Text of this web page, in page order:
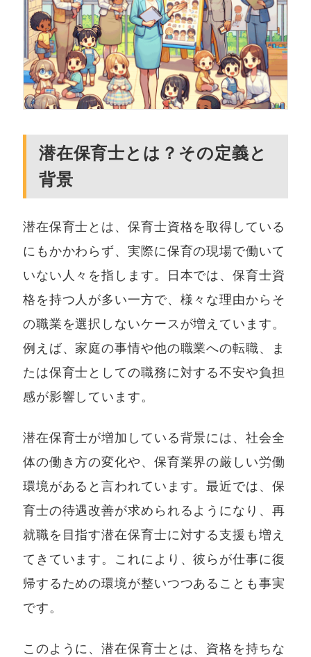
潜在保育士とは？その定義と
背景
潜在保育士とは、保育士資格を取得している
にもかかわらず、実際に保育の現場で働いて
いない人々を指します。日本では、保育士資
格を持つ人が多い一方で、様々な理由からそ
の職業を選択しないケースが増えています。
例えば、家庭の事情や他の職業への転職、ま
たは保育士としての職務に対する不安や負担
感が影響しています。
潜在保育士が増加している背景には、社会全
体の働き方の変化や、保育業界の厳しい労働
環境があると言われています。最近では、保
育士の待遇改善が求められるようになり、再
就職を目指す潜在保育士に対する支援も増え
てきています。これにより、彼らが仕事に復
帰するための環境が整いつつあることも事実
です。
このように、潜在保育士とは、資格を持ちな